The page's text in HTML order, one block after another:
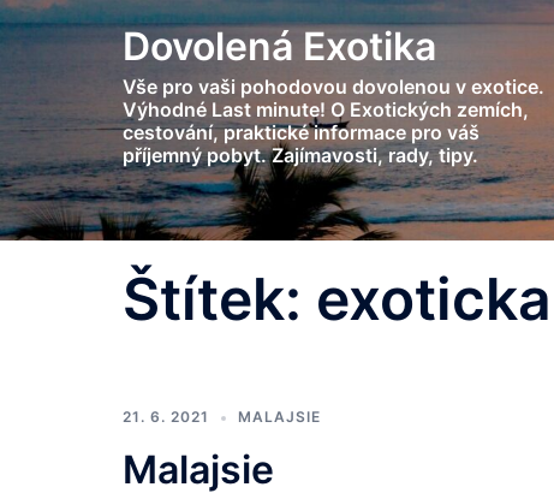
Skip
to
content
Dovolená Exotika
Vše pro vaši pohodovou dovolenou v exotice.
Výhodné Last minute! O Exotických zemích,
cestování, praktické informace pro váš
příjemný pobyt. Zajímavosti, rady, tipy.
Štítek: exoticka
21. 6. 2021 MALAJSIE
Malajsie